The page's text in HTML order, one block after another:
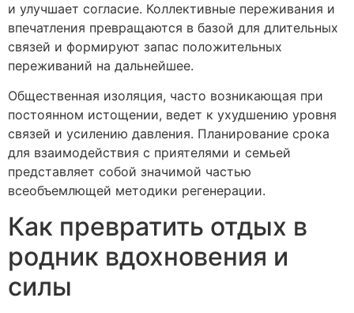
и улучшает согласие. Коллективные переживания и
впечатления превращаются в базой для длительных
связей и формируют запас положительных
переживаний на дальнейшее.
Общественная изоляция, часто возникающая при
постоянном истощении, ведет к ухудшению уровня
связей и усилению давления. Планирование срока
для взаимодействия с приятелями и семьей
представляет собой значимой частью
всеобъемлющей методики регенерации.
Как превратить отдых в
родник вдохновения и
силы